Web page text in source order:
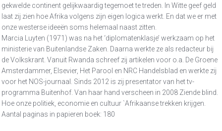
gekwelde continent gelijkwaardig tegemoet te treden. In Witte geef geld
laat zij zien hoe Afrika volgens zijn eigen logica werkt. En dat we er met
onze westerse ideeën soms helemaal naast zitten.
Marcia Luyten (1971) was na het ‘diplomatenklasje’ werkzaam op het
ministerie van Buitenlandse Zaken. Daarna werkte ze als redacteur bij
de Volkskrant. Vanuit Rwanda schreef zij artikelen voor o.a. De Groene
Amsterdammer, Elsevier, Het Parool en NRC Handelsblad en werkte zij
voor het NOS-journaal. Sinds 2012 is zij presentator van het tv-
programma Buitenhof. Van haar hand verscheen in 2008 Ziende blind.
Hoe onze politiek, economie en cultuur `Afrikaanse trekken krijgen.
Aantal paginas in papieren boek: 180